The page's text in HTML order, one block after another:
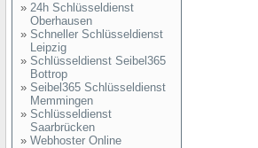
» 24h Schlüsseldienst
Oberhausen
» Schneller Schlüsseldienst
Leipzig
» Schlüsseldienst Seibel365
Bottrop
» Seibel365 Schlüsseldienst
Memmingen
» Schlüsseldienst
Saarbrücken
» Webhoster Online